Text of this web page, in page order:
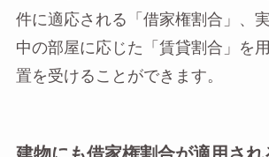
件に適応される「借家権割合」、
中の部屋に応じた「賃貸割合」を
置を受けることができます。